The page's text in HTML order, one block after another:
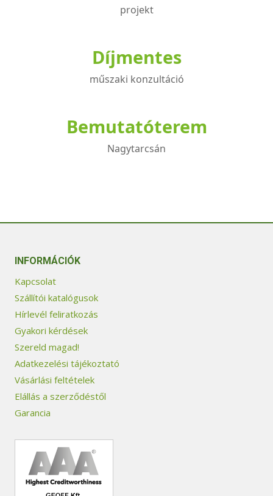
projekt
Díjmentes
műszaki konzultáció
Bemutatóterem
Nagytarcsán
INFORMÁCIÓK
Kapcsolat
Szállítói katalógusok
Hírlevél feliratkozás
Gyakori kérdések
Szereld magad!
Adatkezelési tájékoztató
Vásárlási feltételek
Elállás a szerződéstől
Garancia